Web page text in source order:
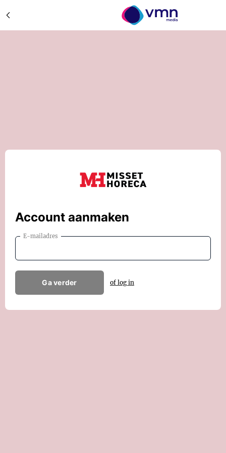
Account aanmaken
E-mailadres
Ga verder of log in